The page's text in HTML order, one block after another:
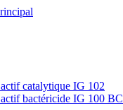
catalytique IG 102
bactéricide IG 100 BC